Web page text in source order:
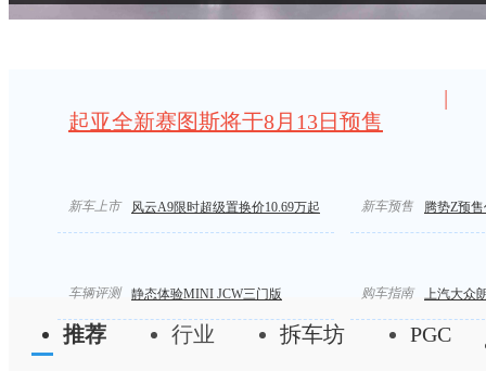
汽车标准化 严控汽车界“速成鸡” 限时价14.58万起/
起亚全新赛图斯将于8月13日预售
|
新车上市 风云A9限时超级置换价10.69万起 新车预售 腾势Z预
车辆评测 静态体验MINI JCW三门版 购车指南 上汽大众
推荐 行业 拆车坊 PGC